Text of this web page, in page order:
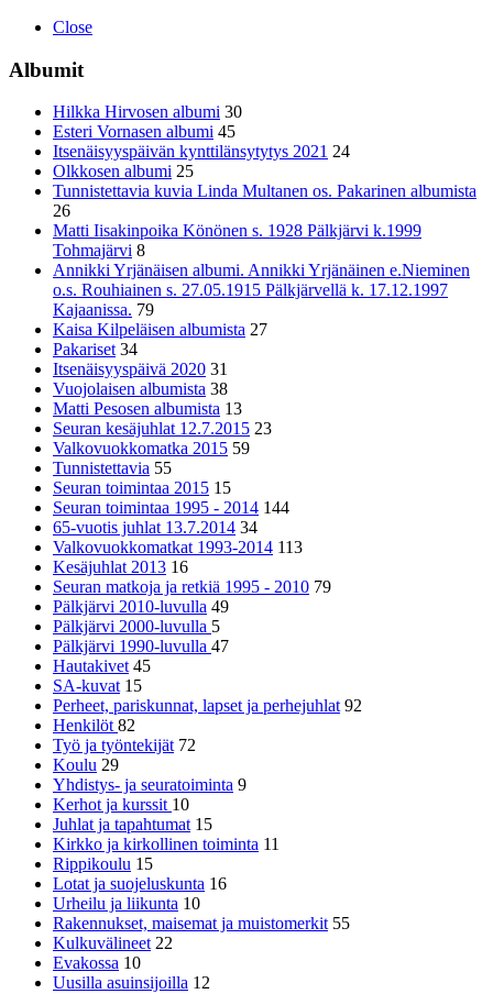
Close
Albumit
Hilkka Hirvosen albumi 30
Esteri Vornasen albumi 45
Itsenäisyyspäivän kynttilänsytytys 2021 24
Olkkosen albumi 25
Tunnistettavia kuvia Linda Multanen os. Pakarinen albumista
26
Matti Iisakinpoika Könönen s. 1928 Pälkjärvi k.1999
Tohmajärvi 8
Annikki Yrjänäisen albumi. Annikki Yrjänäinen e.Nieminen
o.s. Rouhiainen s. 27.05.1915 Pälkjärvellä k. 17.12.1997
Kajaanissa. 79
Kaisa Kilpeläisen albumista 27
Pakariset 34
Itsenäisyyspäivä 2020 31
Vuojolaisen albumista 38
Matti Pesosen albumista 13
Seuran kesäjuhlat 12.7.2015 23
Valkovuokkomatka 2015 59
Tunnistettavia 55
Seuran toimintaa 2015 15
Seuran toimintaa 1995 - 2014 144
65-vuotis juhlat 13.7.2014 34
Valkovuokkomatkat 1993-2014 113
Kesäjuhlat 2013 16
Seuran matkoja ja retkiä 1995 - 2010 79
Pälkjärvi 2010-luvulla 49
Pälkjärvi 2000-luvulla 5
Pälkjärvi 1990-luvulla 47
Hautakivet 45
SA-kuvat 15
Perheet, pariskunnat, lapset ja perhejuhlat 92
Henkilöt82
Työ ja työntekijät 72
Koulu 29
Yhdistys- ja seuratoiminta 9
Kerhot ja kurssit 10
Juhlat ja tapahtumat 15
Kirkko ja kirkollinen toiminta 11
Rippikoulu 15
Lotat ja suojeluskunta 16
Urheilu ja liikunta 10
Rakennukset, maisemat ja muistomerkit 55
Kulkuvälineet 22
Evakossa 10
Uusilla asuinsijoilla 12